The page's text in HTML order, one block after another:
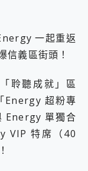
一起重返
信義區街頭！
聆聽成就」區
Energy 超粉專
Energy 單獨合
VIP 特席（40